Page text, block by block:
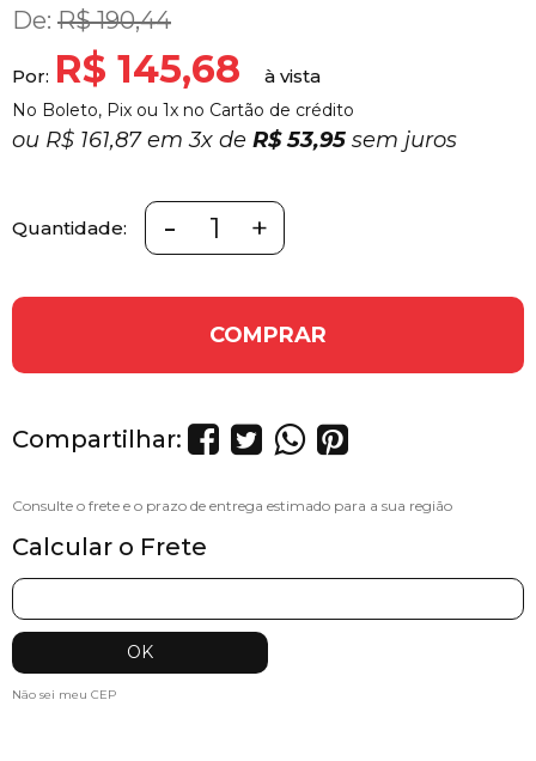
De: R$ 190,44
Por: R$ 145,68
No Boleto, Pix ou 1x no Cartão de crédito
ou R$ 161,87 em3x de R$ 53,95 sem juros
Quantidade: - +
COMPRAR
Compartilhar:
Calcular o Frete
Não sei meu CEP